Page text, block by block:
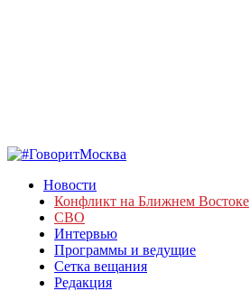
Новости
Конфликт на Ближнем Востоке
СВО
Интервью
Программы и ведущие
Сетка вещания
Редакция